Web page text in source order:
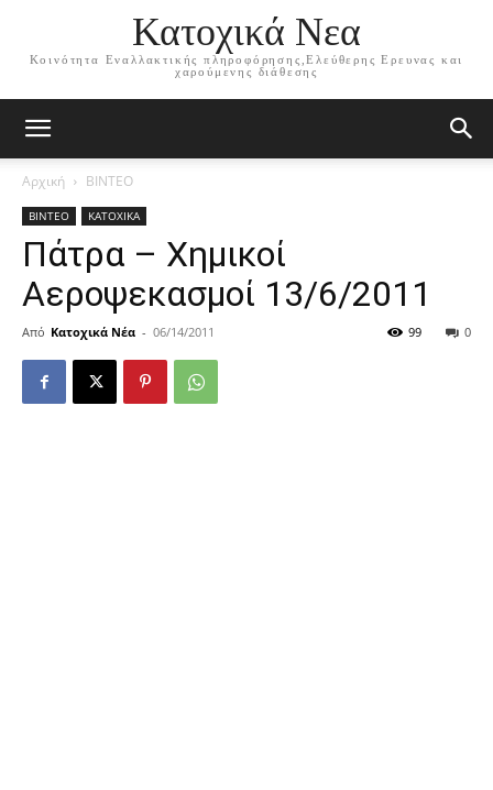
Κατοχικά Νεα
Κοινότητα Εναλλακτικής πληροφόρησης,Ελεύθερης Ερευνας και
χαρούμενης διάθεσης
Αρχική ΒΙΝΤΕΟ
ΒΙΝΤΕΟ ΚΑΤΟΧΙΚΑ
Πάτρα – Χημικοί
Αεροψεκασμοί 13/6/2011
Από Κατοχικά Νέα - 06/14/2011 0
99